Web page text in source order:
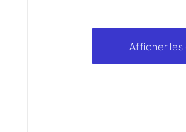
Afficher